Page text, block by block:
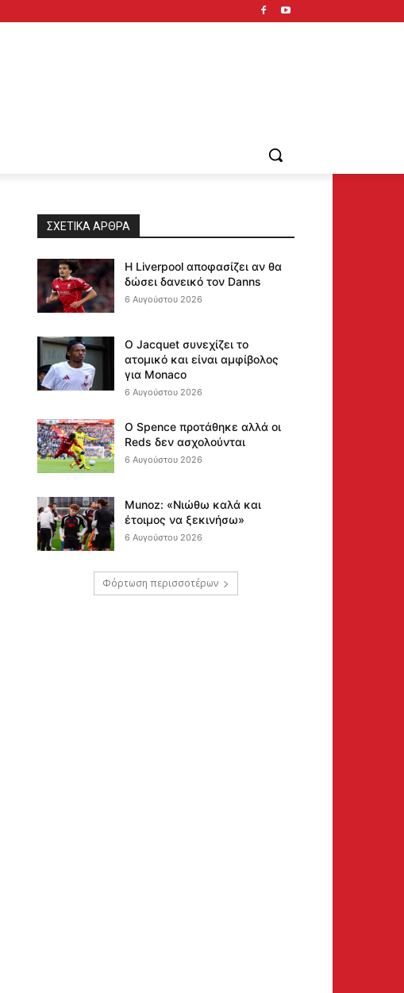
ΣΧΕΤΙΚΆ ΆΡΘΡΑ
Η Liverpool αποφασίζει αν θα
δώσει δανεικό τον Danns
6 Αυγούστου 2026
Ο Jacquet συνεχίζει το
ατομικό και είναι αμφίβολος
για Monaco
6 Αυγούστου 2026
Ο Spence προτάθηκε αλλά οι
Reds δεν ασχολούνται
6 Αυγούστου 2026
Munoz: «Νιώθω καλά και
έτοιμος να ξεκινήσω»
6 Αυγούστου 2026
Φόρτωση περισσοτέρων